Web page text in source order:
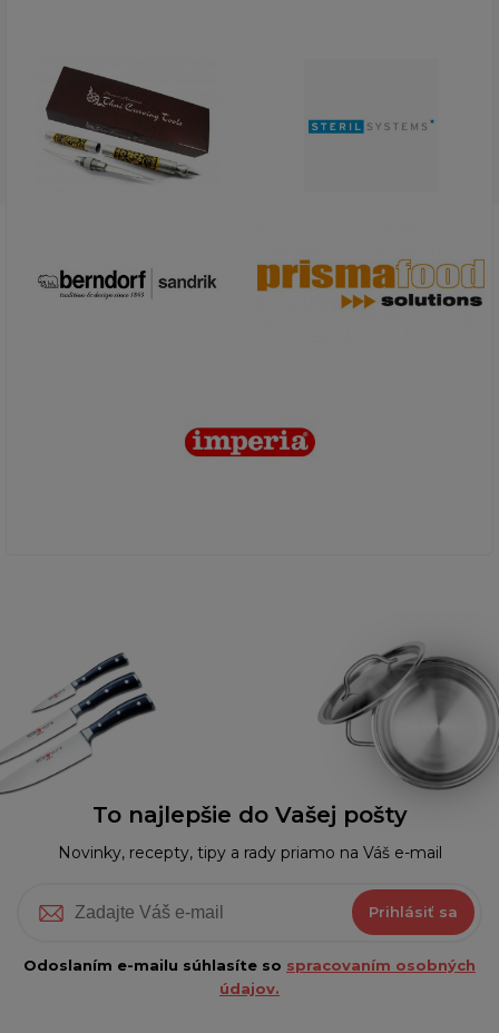
To najlepšie do Vašej pošty
Novinky, recepty, tipy a rady priamo na Váš e-mail
Prihlásiť sa
Odoslaním e-mailu súhlasíte so spracovaním osobných
údajov.